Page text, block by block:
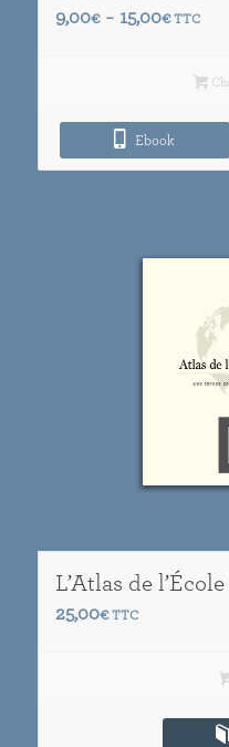
9,00€ – 15,00€Plage
9,00€
à
15,00€
TTC
Ebook
L’Atlas de
25,00€ TTC